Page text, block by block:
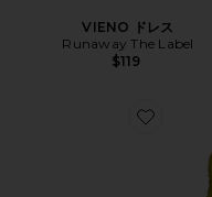
VIENO ドレス
Runaway The Label
$119